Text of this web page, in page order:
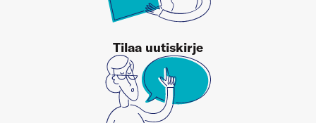
Tilaa uutiskirje